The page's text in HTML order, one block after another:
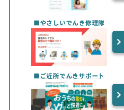
■やさしいでんき修理隊
■ご近所でんきサポート